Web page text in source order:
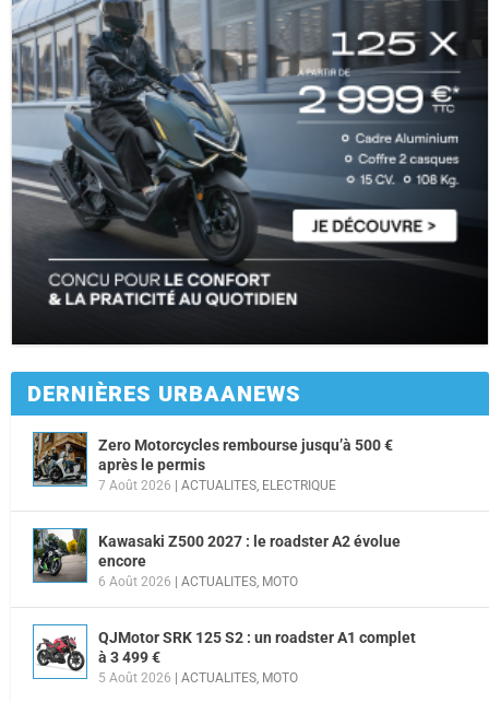
DERNIÈRES URBAANEWS
Zero Motorcycles rembourse jusqu’à 500 €
après le permis
7 Août 2026 ACTUALITES, ELECTRIQUE
Kawasaki Z500 2027 : le roadster A2 évolue
encore
6 Août 2026 ACTUALITES, MOTO
QJMotor SRK 125 S2 : un roadster A1 complet
à 3 499 €
5 Août 2026 ACTUALITES, MOTO